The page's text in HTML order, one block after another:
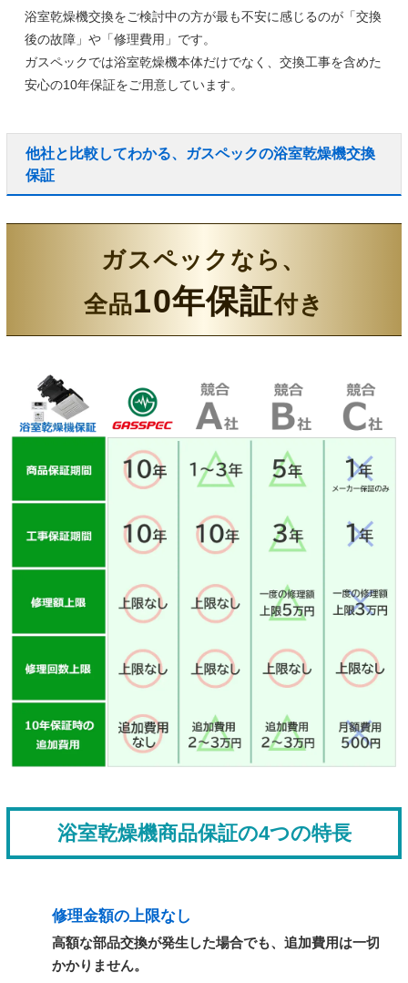
浴室乾燥機交換をご検討中の方が最も不安に感じるのが「交換
後の故障」や「修理費用」です。
ガスペックでは浴室乾燥機本体だけでなく、交換工事を含めた
安心の10年保証をご用意しています。
他社と比較してわかる、ガスペックの浴室乾燥機交換
保証
ガスペックなら、
全品10年保証付き
浴室乾燥機商品保証の4つの特長
修理金額の上限なし
高額な部品交換が発生した場合でも、追加費用は一切
かかりません。